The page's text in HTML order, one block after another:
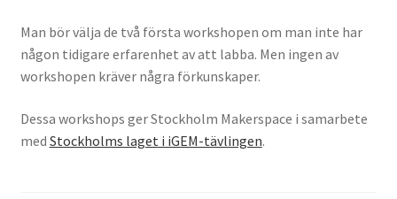
Till kassan
Varukorg
Man bör välja de två första workshopen om man inte har
någon tidigare erfarenhet av att labba. Men ingen av
workshopen kräver några förkunskaper.
Dessa workshops ger Stockholm Makerspace i samarbete
med Stockholms laget i iGEM-tävlingen.